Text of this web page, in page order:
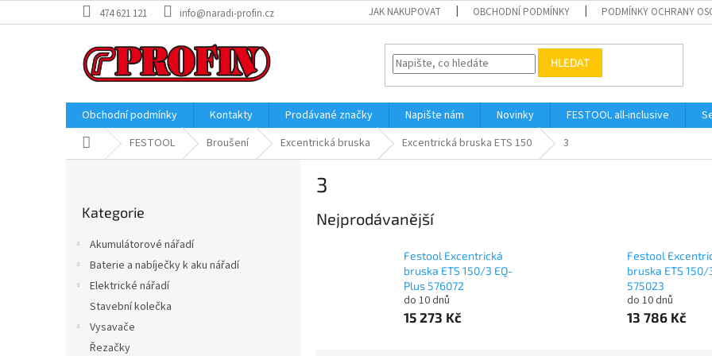
na
474 621 121 info@naradi-profin.cz JAK NAKUPOVAT OBCHODNÍ PODMÍNKY PODMÍNKY OCHRANY
HLEDAT
Obchodní podmínky Kontakty Prodávané značky Napište nám Novinky FESTOOL all-inclusive
Domů FESTOOL Broušení Excentrická bruska Excentrická bruska ETS 150 3
kategorie
Kategorie
Akumulátorové nářadí
Baterie a nabíječky k aku nářadí
Elektrické nářadí
Stavební kolečka
Vysavače
Řezačky
3
Nejprodávanější
Festool Excentrická
bruska ETS 150/3 EQ-
Plus 576072
do 10 dnů
15 273 Kč
Festool
bruska ETS 150/
575023
do 10 dnů
13 786 Kč